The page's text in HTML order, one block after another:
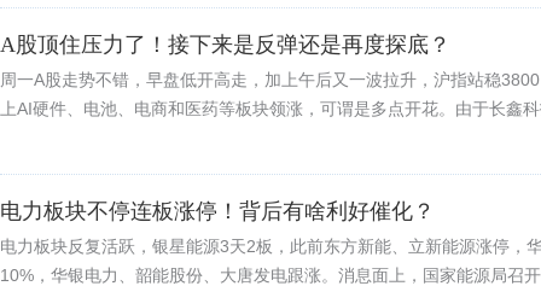
A股顶住压力了！接下来是反弹还是再度探底？
周一A股走势不错，早盘低开高走，加上午后又一波拉升，沪指站稳
上AI硬件、电池、电商和医药等板块领涨，可谓是多点开花。由于长鑫
电力板块不停连板涨停！背后有啥利好催化？
电力板块反复活跃，银星能源3天2板，此前东方新能、立新能源涨停，
10%，华银电力、韶能股份、大唐发电跟涨。消息面上，国家能源局召